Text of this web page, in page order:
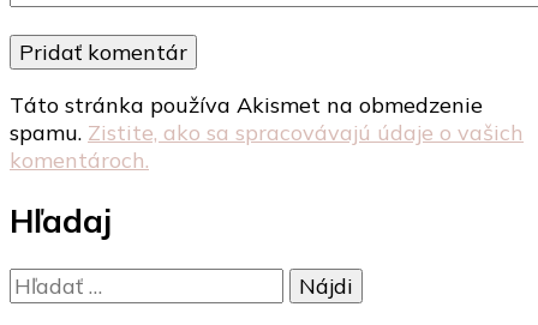
Táto stránka používa Akismet na obmedzenie
spamu. Zistite, ako sa spracovávajú údaje o vašich
komentároch.
Hľadaj
Hľadať: